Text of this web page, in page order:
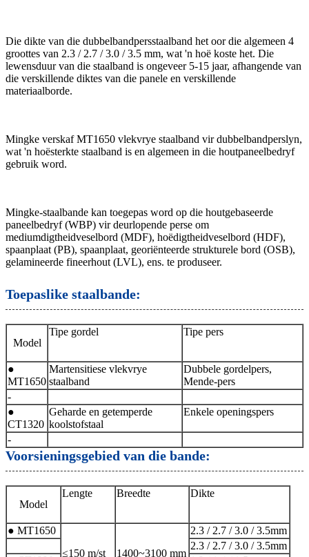
Die dikte van die dubbelbandpersstaalband het oor die algemeen 4
groottes van 2.3 / 2.7 / 3.0 / 3.5 mm, wat 'n hoë koste het. Die
lewensduur van die staalband is ongeveer 5-15 jaar, afhangende van
die verskillende diktes van die panele en verskillende
materiaalborde.
Mingke verskaf MT1650 vlekvrye staalband vir dubbelbandperslyn,
wat 'n hoësterkte staalband is en algemeen in die houtpaneelbedryf
gebruik word.
Mingke-staalbande kan toegepas word op die houtgebaseerde
paneelbedryf (WBP) vir deurlopende perse om
mediumdigtheidveselbord (MDF), hoëdigtheidveselbord (HDF),
spaanplaat (PB), spaanplaat, georiënteerde strukturele bord (OSB),
gelamineerde fineerhout (LVL), ens. te produseer.
Toepaslike staalbande:
Model
Tipe gordel Tipe pers
●
MT1650
Martensitiese vlekvrye
staalband
Dubbele gordelpers,
Mende-pers
-
●
CT1320
Geharde en getemperde
koolstofstaal
Enkele openingspers
-
Voorsieningsgebied van die bande:
Model
Lengte Breedte Dikte
● MT1650
≤150 m/st
1400~3100 mm
2.3 / 2.7 / 3.0 / 3.5mm
2.3 / 2.7 / 3.0 / 3.5mm